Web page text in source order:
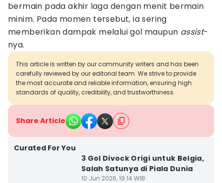
bermain pada akhir laga dengan menit bermain
minim. Pada momen tersebut, ia sering
memberikan dampak melalui gol maupun assist-
nya.
This article is written by our community writers and has been
carefully reviewed by our editorial team. We strive to provide
the most accurate and reliable information, ensuring high
standards of quality, credibility, and trustworthiness.
Share Article
Curated For You
3 Gol Divock Origi untuk Belgia,
Salah Satunya di Piala Dunia
10 Jun 2026, 19:14 WIB